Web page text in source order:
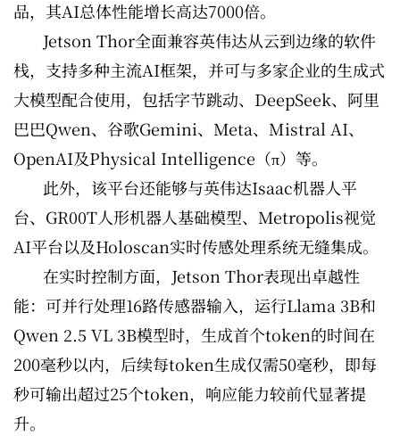
品，其AI总体性能增长高达7000倍。
Jetson Thor全面兼容英伟达从云到边缘的软件
栈，支持多种主流AI框架，并可与多家企业的生成式
大模型配合使用，包括字节跳动、DeepSeek、阿里
巴巴Qwen、谷歌Gemini、Meta、Mistral AI、
OpenAI及Physical Intelligence（π）等。
此外，该平台还能够与英伟达Isaac机器人平
台、GR00T人形机器人基础模型、Metropolis视觉
AI平台以及Holoscan实时传感处理系统无缝集成。
在实时控制方面，Jetson Thor表现出卓越性
能：可并行处理16路传感器输入，运行Llama 3B和
Qwen 2.5 VL 3B模型时，生成首个token的时间在
200毫秒以内，后续每token生成仅需50毫秒，即每
秒可输出超过25个token，响应能力较前代显著提
升。